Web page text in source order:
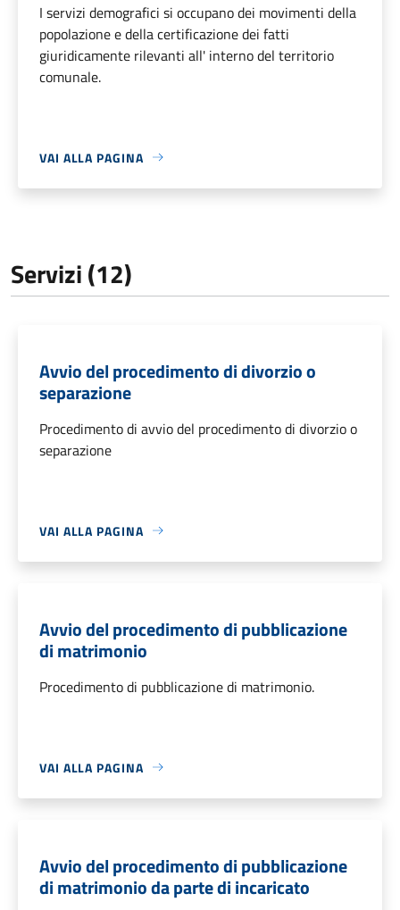
I servizi demografici si occupano dei movimenti della
popolazione e della certificazione dei fatti
giuridicamente rilevanti all' interno del territorio
comunale.
VAI ALLA PAGINA
Servizi (12)
Avvio del procedimento di divorzio o
separazione
Procedimento di avvio del procedimento di divorzio o
separazione
VAI ALLA PAGINA
Avvio del procedimento di pubblicazione
di matrimonio
Procedimento di pubblicazione di matrimonio.
VAI ALLA PAGINA
Avvio del procedimento di pubblicazione
di matrimonio da parte di incaricato